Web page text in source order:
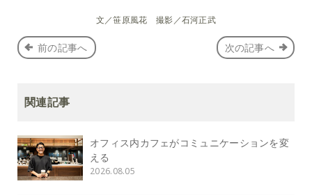
文／笹原風花 撮影／石河正武
前の記事へ 次の記事へ
関連記事
オフィス内カフェがコミュニケーションを変
える
2026.08.05